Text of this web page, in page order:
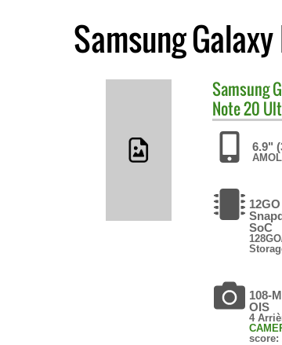
Samsung
Samsung
Note 20
6.9"
12GO
SoC
108-
OIS
4
score: